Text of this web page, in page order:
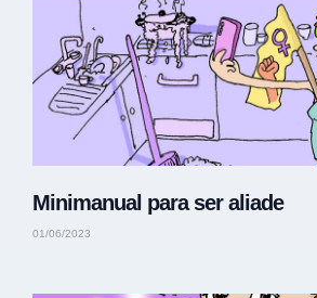
Minimanual para ser aliade
01/06/2023